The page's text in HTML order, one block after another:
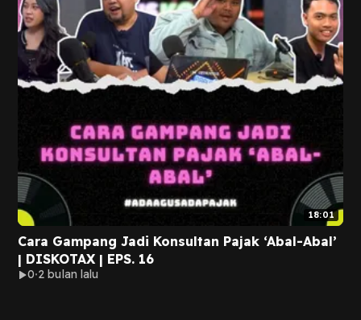
18:01
Cara Gampang Jadi Konsultan Pajak ‘Abal-Abal’
| DISKOTAX | EPS. 16
0 2 bulan lalu